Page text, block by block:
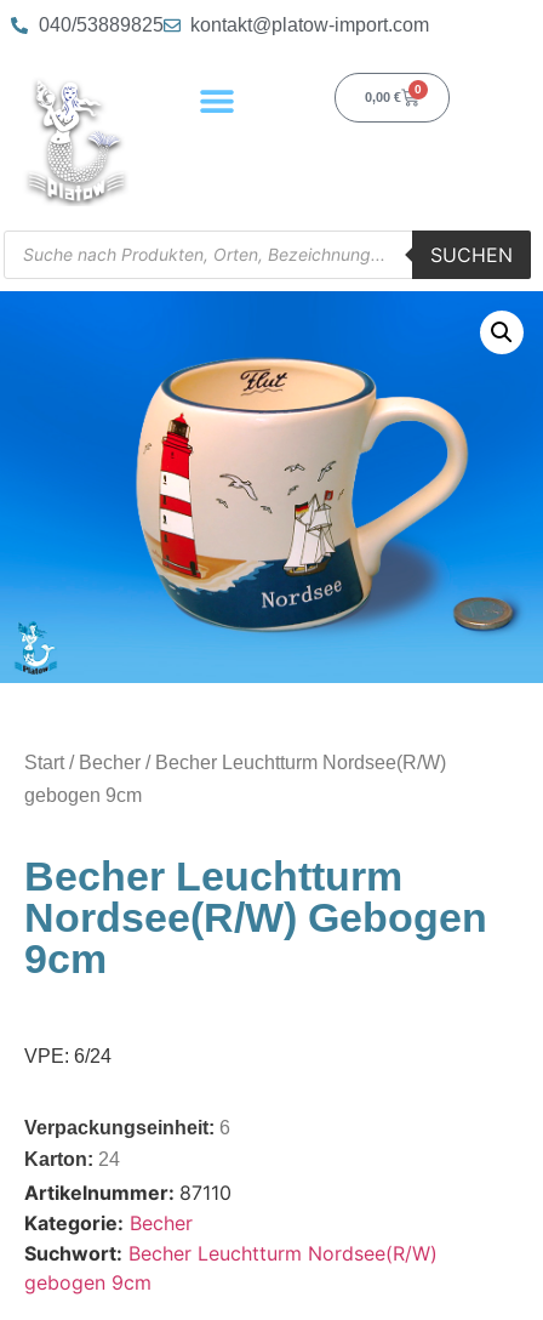
040/53889825 kontakt@platow-import.com
0,00 €
0
SUCHEN
Start/ Becher / Becher Leuchtturm Nordsee(R/W)
gebogen 9cm
Becher Leuchtturm
Nordsee(R/W) Gebogen
9cm
VPE: 6/24
Verpackungseinheit: 6
Karton: 24
Artikelnummer: 87110
Kategorie: Becher
Suchwort: Becher Leuchtturm Nordsee(R/W)
gebogen 9cm